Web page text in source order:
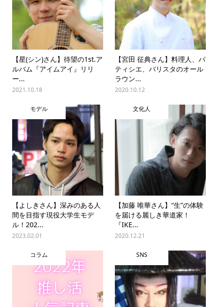
【星(シン)さん】待望の1st.ア
ルバム『アイムアイ』リリ
ー...
2021.10.18
【宮田 征典さん】料理人、パ
ティシエ、バリスタのオール
ラウン...
2020.10.12
モデル
【よしきさん】深みのある人
間を目指す現役大学生モデ
ル！202...
2023.02.01
文化人
【加藤 唯華さん】“生”の体験
を届ける麗しき華道家！
『IKE...
2020.12.21
コラム SNS